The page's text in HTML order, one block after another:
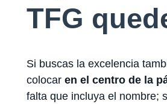
TFG
Si buscas la excelencia
colocar en el centro de la
falta que incluya el nombre;